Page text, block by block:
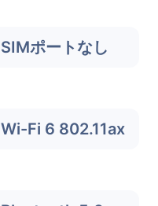
SIMポートなし
Wi-Fi 6 802.11ax